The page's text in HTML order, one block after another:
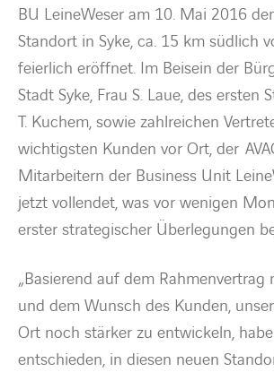
BU LeineWeser am 10. Mai 2016
Standort in Syke, ca. 15 km südlich
feierlich eröffnet. Im Beisein der
Stadt Syke, Frau S. Laue, des ersten
T. Kuchem, sowie zahlreichen
wichtigsten Kunden vor Ort, der
Mitarbeitern der Business Unit
jetzt vollendet, was vor wenigen
erster strategischer Überlegungen
„Basierend auf dem Rahmenvertrag
und dem Wunsch des Kunden,
Ort noch stärker zu entwickeln,
entschieden, in diesen neuen